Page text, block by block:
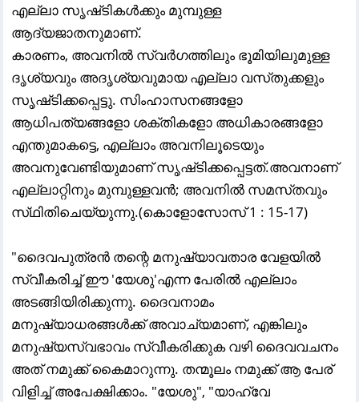
എല്ലാ സൃഷ്‌ടികള്‍ക്കും മുമ്പുള്ള
ആദ്യജാതനുമാണ്‌.
കാരണം, അവനില്‍ സ്വര്‍ഗത്തിലും ഭൂമിയിലുമുള്ള
ദൃശ്യവും അദൃശ്യവുമായ എല്ലാ വസ്‌തുക്കളും
സൃഷ്‌ടിക്കപ്പെട്ടു. സിംഹാസനങ്ങളോ
ആധിപത്യങ്ങളോ ശക്‌തികളോ അധികാരങ്ങളോ
എന്തുമാകട്ടെ, എല്ലാം അവനിലൂടെയും
അവനുവേണ്ടിയുമാണ്‌ സൃഷ്‌ടിക്കപ്പെട്ടത്‌.അവനാണ്‌
എല്ലാറ്റിനും മുമ്പുള്ളവന്‍; അവനില്‍ സമസ്‌തവും
സ്‌ഥിതിചെയ്യുന്നു.(കൊളോസോസ്‌ 1 : 15-17)
"ദൈവപുത്രൻ തന്റെ മനുഷ്യാവതാര വേളയിൽ
സ്വീകരിച്ച് ഈ 'യേശു'എന്ന പേരിൽ എല്ലാം
അടങ്ങിയിരിക്കുന്നു. ദൈവനാമം
മനുഷ്യാധരങ്ങൾക്ക് അവാച്യമാണ്, എങ്കിലും
മനുഷ്യസ്വഭാവം സ്വീകരിക്കുക വഴി ദൈവവചനം
അത് നമുക്ക് കൈമാറുന്നു. തന്മൂലം നമുക്ക് ആ പേര്
വിളിച്ച് അപേക്ഷിക്കാം. "യേശു", "യാഹ്‌വേ